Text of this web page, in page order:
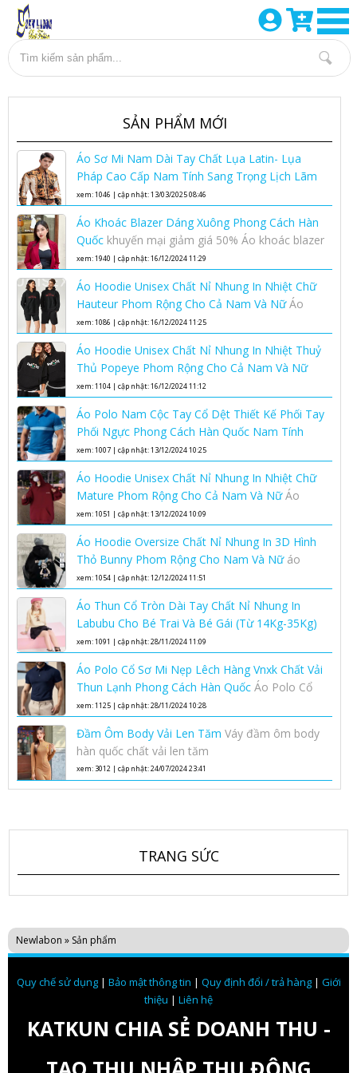
SẢN PHẨM MỚI
Áo Sơ Mi Nam Dài Tay Chất Lụa Latin- Lụa
Pháp Cao Cấp Nam Tính Sang Trọng Lịch Lãm
Áo sơ mi lụa nam cao cấp
xem: 1046 | cập nhật: 13/03/2025 08:46
Áo Khoác Blazer Dáng Xuông Phong Cách Hàn
Quốc khuyến mại giảm giá 50% Áo khoác blazer
dáng xuông phong cách Hàn Quốc nhân dịp
xem: 1940 | cập nhật: 16/12/2024 11:29
Áo Hoodie Unisex Chất Nỉ Nhung In Nhiệt Chữ
Hauteur Phom Rộng Cho Cả Nam Và NữÁo
Hoodie Unisex Chất Nỉ Nhung In Nhiệt Chữ
xem: 1086 | cập nhật: 16/12/2024 11:25
Áo Hoodie Unisex Chất Nỉ Nhung In Nhiệt Thuỷ
Thủ Popeye Phom Rộng Cho Cả Nam Và Nữ
Áo hoodie unisex phom rộng chất nỉ nhung áo
xem: 1104 | cập nhật: 16/12/2024 11:12
Áo Polo Nam Cộc Tay Cổ Dệt Thiết Kế Phối Tay
Phối Ngực Phong Cách Hàn Quốc Nam Tính
Lịch Lãmáo polo nam cộc tay cổ dệt
xem: 1007 | cập nhật: 13/12/2024 10:25
Áo Hoodie Unisex Chất Nỉ Nhung In Nhiệt Chữ
Mature Phom Rộng Cho Cả Nam Và NữÁo
hoodie unisex phom rộng chất nỉ nhung áo
xem: 1051 | cập nhật: 13/12/2024 10:09
Áo Hoodie Oversize Chất Nỉ Nhung In 3D Hình
Thỏ Bunny Phom Rộng Cho Nam Và Nữ áo
hoodie oversize nam nữ chất nỉ nhung cao cấp
xem: 1054 | cập nhật: 12/12/2024 11:51
Áo Thun Cổ Tròn Dài Tay Chất Nỉ Nhung In
Labubu Cho Bé Trai Và Bé Gái (Từ 14Kg-35Kg)
Kiểu Bo Gấu Bo Tay Phong Cách Hàn Quốc
xem: 1091 | cập nhật: 28/11/2024 11:09
Áo Polo Cổ Sơ Mi Nẹp Lêch Hàng Vnxk Chất Vải
Thun Lạnh Phong Cách Hàn Quốc Áo Polo Cổ
Sơ Mi Nẹp Lêch Hàng Vnxk Chất Vải Thun Lạnh
xem: 1125 | cập nhật: 28/11/2024 10:28
Đầm Ôm Body Vải Len Tăm Váy đầm ôm body
hàn quốc chất vải len tăm
xem: 3012 | cập nhật: 24/07/2024 23:41
TRANG SỨC
Newlabon » Sản phẩm
Quy chế sử dụng| Bảo mật thông tin | Quy định đổi / trả hàng| Giới
thiệu | Liên hệ
KATKUN CHIA SẺ DOANH THU -